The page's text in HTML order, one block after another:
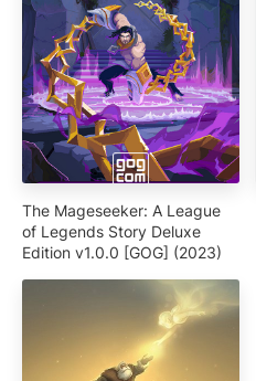
The Mageseeker: A League
of Legends Story Deluxe
Edition v1.0.0 [GOG] (2023)